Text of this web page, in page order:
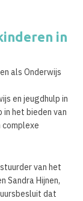
in
als Onderwijs
en jeugdhulp in
het bieden van
van het
Sandra Hijnen,
dat